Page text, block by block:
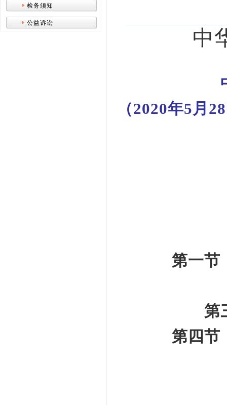
检务须知
公益诉讼
中
（2020年5月
第一节
第
第四节